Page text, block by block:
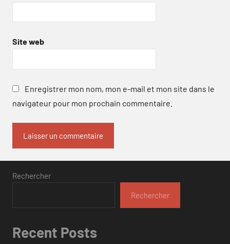
Site web
Enregistrer mon nom, mon e-mail et mon site dans le
navigateur pour mon prochain commentaire.
Rechercher
Rechercher
Recent Posts